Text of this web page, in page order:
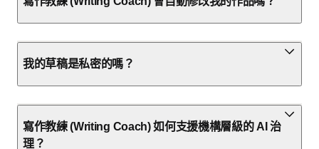
我的草稿是私密的嗎？
寫作教練 (Writing Coach) 如何支援機構層級的 AI 治
理？